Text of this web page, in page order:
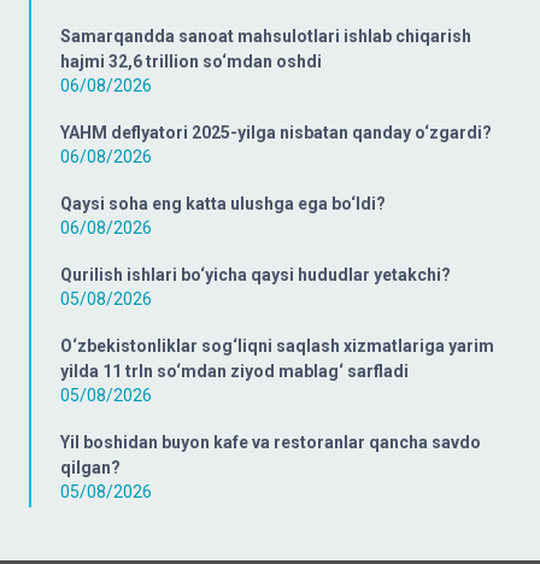
Samarqandda sanoat mahsulotlari ishlab chiqarish
hajmi 32,6 trillion so‘mdan oshdi
06/08/2026
YAHM deflyatori 2025-yilga nisbatan qanday o‘zgardi?
06/08/2026
Qaysi soha eng katta ulushga ega bo‘ldi?
06/08/2026
Qurilish ishlari bo‘yicha qaysi hududlar yetakchi?
05/08/2026
O‘zbekistonliklar sog‘liqni saqlash xizmatlariga yarim
yilda 11 trln so‘mdan ziyod mablag‘ sarfladi
05/08/2026
Yil boshidan buyon kafe va restoranlar qancha savdo
qilgan?
05/08/2026